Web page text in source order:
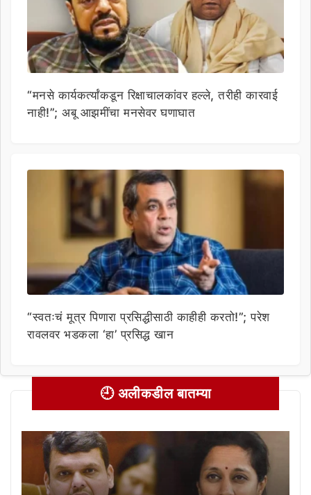
“मनसे कार्यकर्त्यांकडून रिक्षाचालकांवर हल्ले, तरीही कारवाई
नाही!”; अबू आझमींचा मनसेवर घणाघात
“स्वतःचं मूत्र पिणारा प्रसिद्धीसाठी काहीही करतो!”; परेश
रावलवर भडकला ‘हा’ प्रसिद्ध खान
🕘 अलीकडील बातम्या